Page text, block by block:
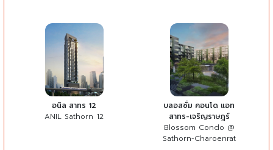
อนิล สาทร 12
ANIL Sathorn 12
บลอสซั่ม คอนโด แอท
สาทร-เจริญราษฎร์
Blossom Condo @
Sathorn-Charoenrat